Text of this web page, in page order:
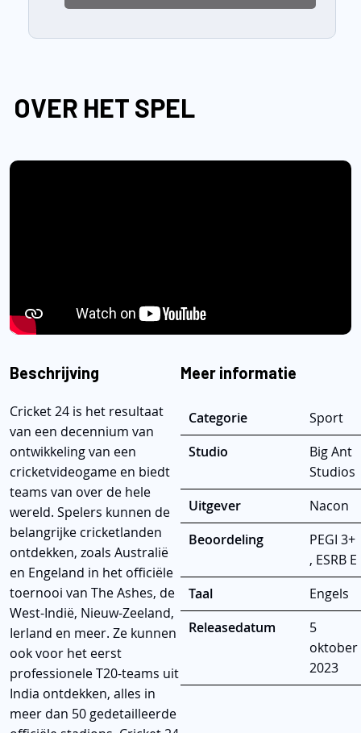
OVER HET SPEL
Beschrijving
Cricket 24 is het resultaat
van een decennium van
ontwikkeling van een
cricketvideogame en biedt
teams van over de hele
wereld. Spelers kunnen de
belangrijke cricketlanden
ontdekken, zoals Australië
en Engeland in het officiële
toernooi van The Ashes, de
West-Indië, Nieuw-Zeeland,
Ierland en meer. Ze kunnen
ook voor het eerst
professionele T20-teams uit
India ontdekken, alles in
meer dan 50 gedetailleerde
Meer informatie
Categorie
Sport
Studio
Big Ant
Studios
Uitgever
Nacon
Beoordeling
PEGI 3+
, ESRB E
Taal
Engels
Releasedatum
5
oktober
2023